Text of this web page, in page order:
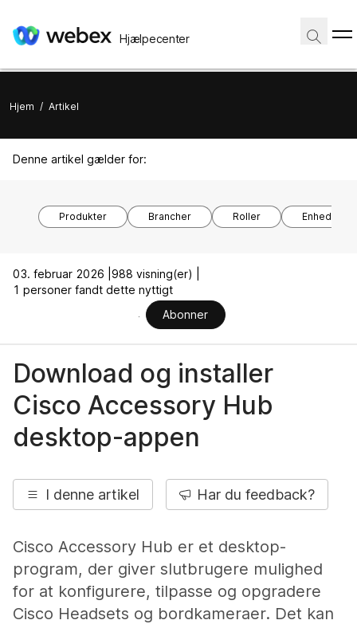
Hjælpecenter
Hjem / Artikel
Denne artikel gælder for:
Produkter Brancher Roller
03. februar 2026 | 988 visning(er) |
1 personer fandt dette nyttigt
Abonner
Download og installer
Cisco Accessory Hub
desktop-appen
I denne artikel Har du feedback?
Cisco Accessory Hub er et desktop-
program, der giver slutbrugere mulighed
for at konfigurere, tilpasse og opgradere
Cisco Headsets og bordkameraer. Det kan